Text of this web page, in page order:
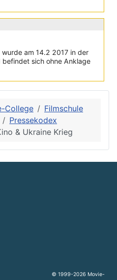
am 14.2 2017 in der
sich ohne Anklage
College
Filmschule
Pressekodex
& Ukraine Krieg
© 1999-2026 Movie-